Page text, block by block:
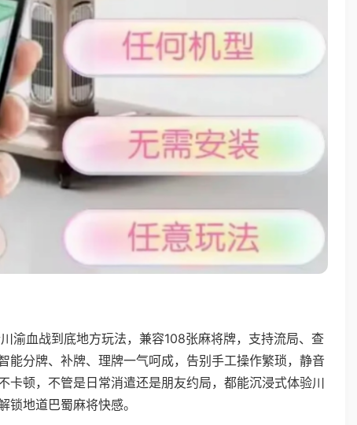
川渝血战到底地方玩法，兼容108张麻将牌，支持流局、查
能分牌、补牌、理牌一气呵成，告别手工操作繁琐，静音
卡顿，不管是日常消遣还是朋友约局，都能沉浸式体验川
地道巴蜀麻将快感。